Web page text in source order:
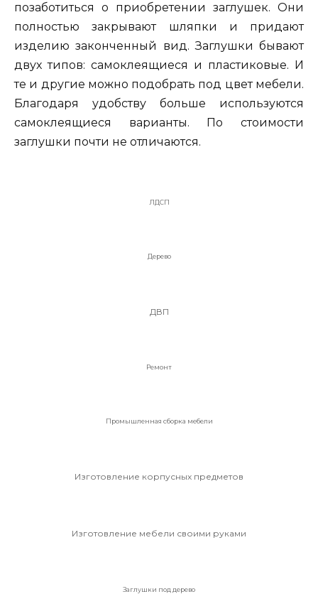
позаботиться о приобретении заглушек. Они
полностью закрывают шляпки и придают
изделию законченный вид. Заглушки бывают
двух типов: самоклеящиеся и пластиковые. И
те и другие можно подобрать под цвет мебели.
Благодаря удобству больше используются
самоклеящиеся варианты. По стоимости
заглушки почти не отличаются.
ЛДСП
Дерево
ДВП
Ремонт
Промышленная сборка мебели
Изготовление корпусных предметов
Изготовление мебели своими руками
Заглушки под дерево